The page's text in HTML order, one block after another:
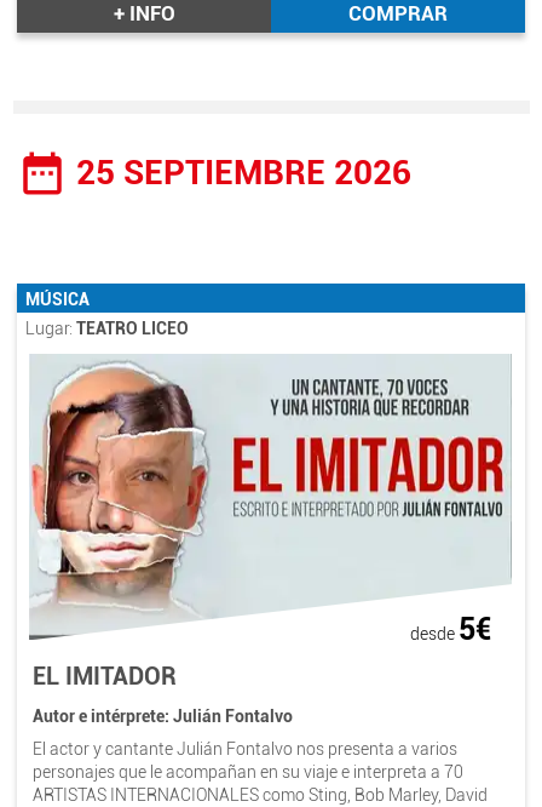
+ INFO COMPRAR
date_range 25 SEPTIEMBRE 2026
MÚSICA
Lugar: TEATRO LICEO
desde 5€
EL IMITADOR
Autor e intérprete: Julián Fontalvo
El actor y cantante Julián Fontalvo nos presenta a varios
personajes que le acompañan en su viaje e interpreta a 70
ARTISTAS INTERNACIONALES como Sting, Bob Marley, David